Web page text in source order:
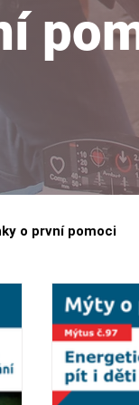
o první pomoci